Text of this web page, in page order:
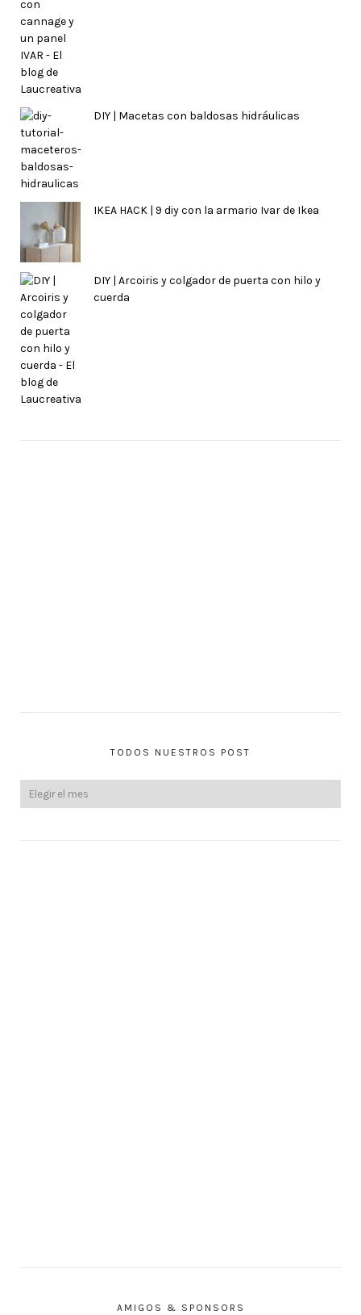
DIY | Macetas con baldosas hidráulicas
IKEA HACK | 9 diy con la armario Ivar de Ikea
DIY | Arcoiris y colgador de puerta con hilo y
cuerda
TODOS NUESTROS POST
AMIGOS & SPONSORS